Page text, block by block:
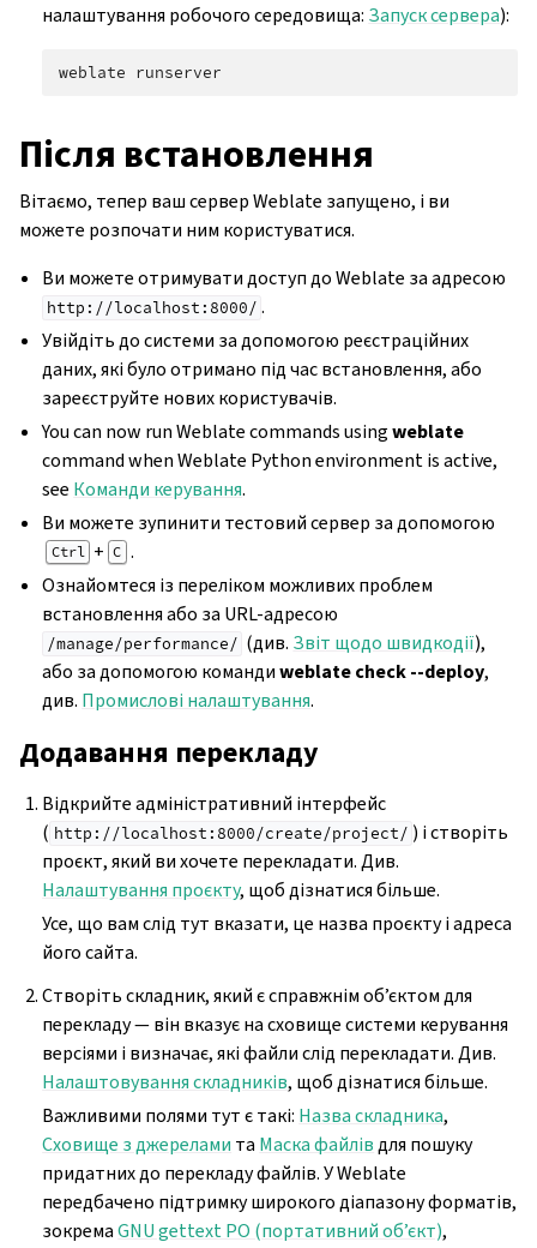
налаштування робочого середовища: Запуск сервера):
weblate
Після встановлення
Вітаємо, тепер ваш сервер Weblate запущено, і ви
можете розпочати ним користуватися.
Ви можете отримувати доступ до Weblate за адресою
http://localhost:8000/ .
Увійдіть до системи за допомогою реєстраційних
даних, які було отримано під час встановлення, або
зареєструйте нових користувачів.
You can now run Weblate commands usingweblate
command when Weblate Python environment is active,
see Команди керування.
Ви можете зупинити тестовий сервер за допомогою
Ctrl + C .
Ознайомтеся із переліком можливих проблем
встановлення або за URL-адресою
/manage/performance/ (див. Звіт щодо швидкодії),
або за допомогою командиweblate check --deploy,
див. Промислові налаштування.
Додавання перекладу
Відкрийте адміністративний інтерфейс
( http://localhost:8000/create/project/ ) і створіть
проєкт, який ви хочете перекладати. Див.
Налаштування проєкту, щоб дізнатися більше.
Усе, що вам слід тут вказати, це назва проєкту і адреса
його сайта.
Створіть складник, який є справжнім об’єктом для
перекладу — він вказує на сховище системи керування
версіями і визначає, які файли слід перекладати. Див.
Налаштовування складників, щоб дізнатися більше.
Важливими полями тут є такі: Назва складника,
Сховище з джерелами та Маска файлівдля пошуку
придатних до перекладу файлів. У Weblate
передбачено підтримку широкого діапазону форматів,
зокремаGNU gettext PO (портативний об’єкт),